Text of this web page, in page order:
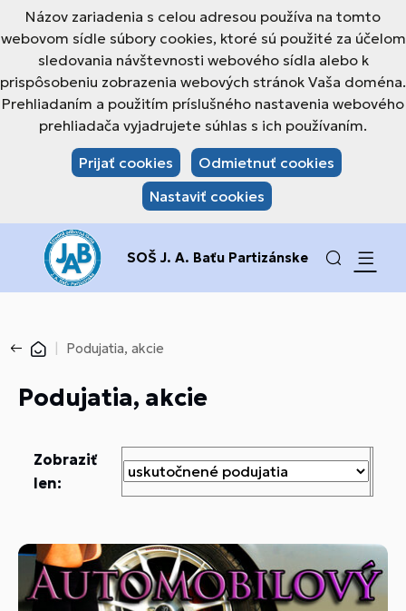
Názov zariadenia s celou adresou používa na tomto
webovom sídle súbory cookies, ktoré sú použité za účelom
sledovania návštevnosti webového sídla alebo k
prispôsobeniu zobrazenia webových stránok Vaša doména.
Prehliadaním a použitím príslušného nastavenia webového
prehliadača vyjadrujete súhlas s ich používaním.
Prijať cookies
Odmietnuť cookies
Nastaviť cookies
SOŠ J. A. Baťu Partizánske
Podujatia, akcie
Podujatia, akcie
Zobraziť
len: